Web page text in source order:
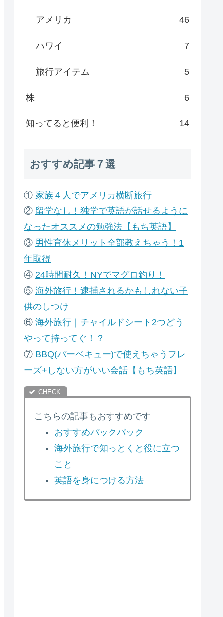
アメリカ 46
ハワイ 7
旅行アイテム 5
株 6
知ってると便利！ 14
おすすめ記事７選
① 家族４人でアメリカ横断旅行
② 留学なし！独学で英語が話せるように
なったオススメの勉強法【もち英語】
③ 男性育休メリット全部教えちゃう！1
年取得
④ 24時間耐久！NYでマグロ釣り！
⑤ 海外旅行！逮捕されるかもしれない子
供のしつけ
⑥ 海外旅行｜チャイルドシート2つどう
やって持ってぐ！？
⑦ BBQ(バーベキュー)で使えちゃうフレ
ーズ+しない方がいい会話【もち英語】
こちらの記事もおすすめです
おすすめバックパック
海外旅行で知っとくと役に立つ
こと
英語を身につける方法